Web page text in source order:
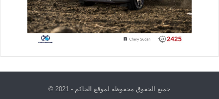
جميع الحقوق محفوظة لموقع الحاكم - 2021 ©